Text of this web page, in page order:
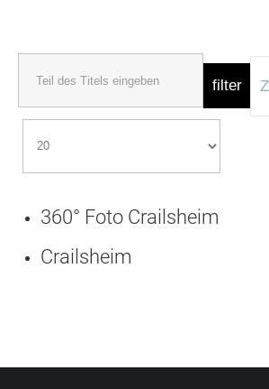
INFO
filter
360° Foto Crailsheim
Crailsheim